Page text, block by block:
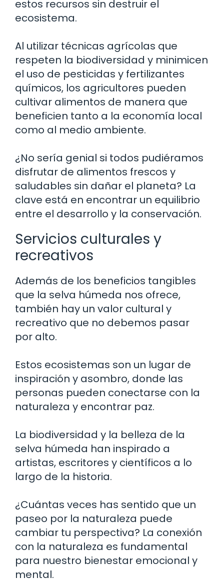
estos recursos sin destruir el
ecosistema.
Al utilizar técnicas agrícolas que
respeten la biodiversidad y minimicen
el uso de pesticidas y fertilizantes
químicos, los agricultores pueden
cultivar alimentos de manera que
beneficien tanto a la economía local
como al medio ambiente.
¿No sería genial si todos pudiéramos
disfrutar de alimentos frescos y
saludables sin dañar el planeta? La
clave está en encontrar un equilibrio
entre el desarrollo y la conservación.
Servicios culturales y
recreativos
Además de los beneficios tangibles
que la selva húmeda nos ofrece,
también hay un valor cultural y
recreativo que no debemos pasar
por alto.
Estos ecosistemas son un lugar de
inspiración y asombro, donde las
personas pueden conectarse con la
naturaleza y encontrar paz.
La biodiversidad y la belleza de la
selva húmeda han inspirado a
artistas, escritores y científicos a lo
largo de la historia.
¿Cuántas veces has sentido que un
paseo por la naturaleza puede
cambiar tu perspectiva? La conexión
con la naturaleza es fundamental
para nuestro bienestar emocional y
mental.